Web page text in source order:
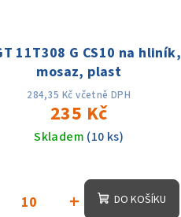
11T308 G CS10 na hliník,
mosaz, plast
284,35 Kč včetně DPH
235 Kč
Skladem (10 ks)
+ DO KOŠÍKU